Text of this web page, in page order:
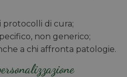
di cura;
non generico;
a chi affronta patologie.